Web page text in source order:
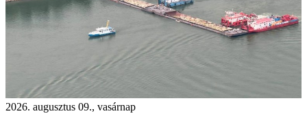
2026. augusztus 09., vasárnap